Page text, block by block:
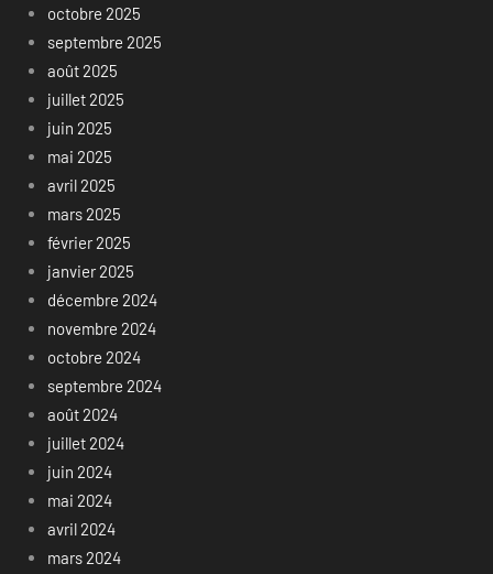
octobre 2025
septembre 2025
août 2025
juillet 2025
juin 2025
mai 2025
avril 2025
mars 2025
février 2025
janvier 2025
décembre 2024
novembre 2024
octobre 2024
septembre 2024
août 2024
juillet 2024
juin 2024
mai 2024
avril 2024
mars 2024